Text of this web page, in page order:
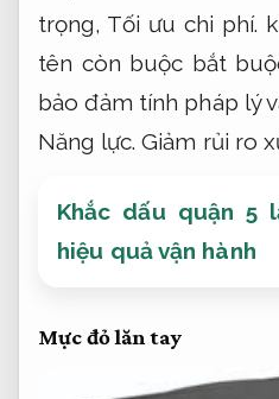
trọng, Tối ưu chi phí.
tên còn buộc bắt
bảo đảm tính pháp lý
Năng lực. Giảm rủi ro
Khắc dấu quận 5
hiệu quả vận hành
Mực đỏ lăn tay